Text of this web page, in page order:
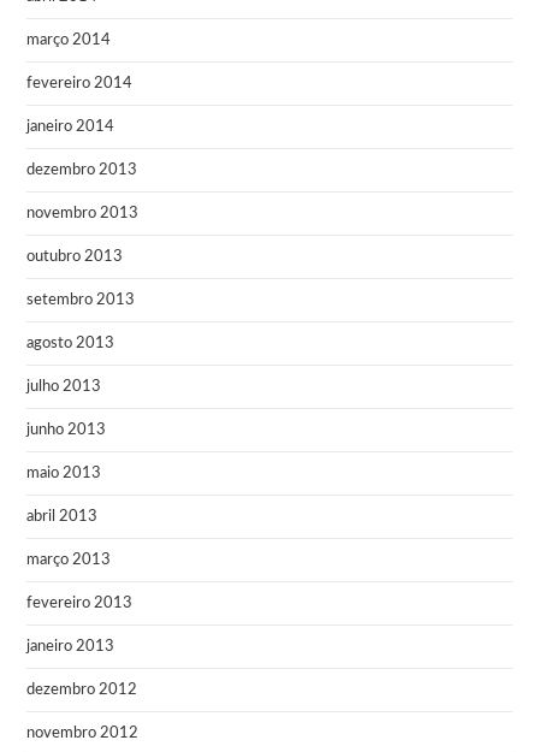
março 2014
fevereiro 2014
janeiro 2014
dezembro 2013
novembro 2013
outubro 2013
setembro 2013
agosto 2013
julho 2013
junho 2013
maio 2013
abril 2013
março 2013
fevereiro 2013
janeiro 2013
dezembro 2012
novembro 2012